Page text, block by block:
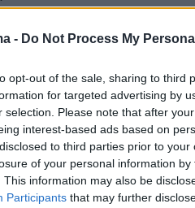
- Do Not Process My
opt-out of the sale, sharing to third
for targeted advertising by
selection. Please note that after
interest-based ads based on
to third parties prior to
of your personal information
This information may also be
Participants that may further
ήδη φτάσει σε
και επιχειρήσεις
οπτικών ινών, με την
θα μπορούσε να
για
με εκείνη του